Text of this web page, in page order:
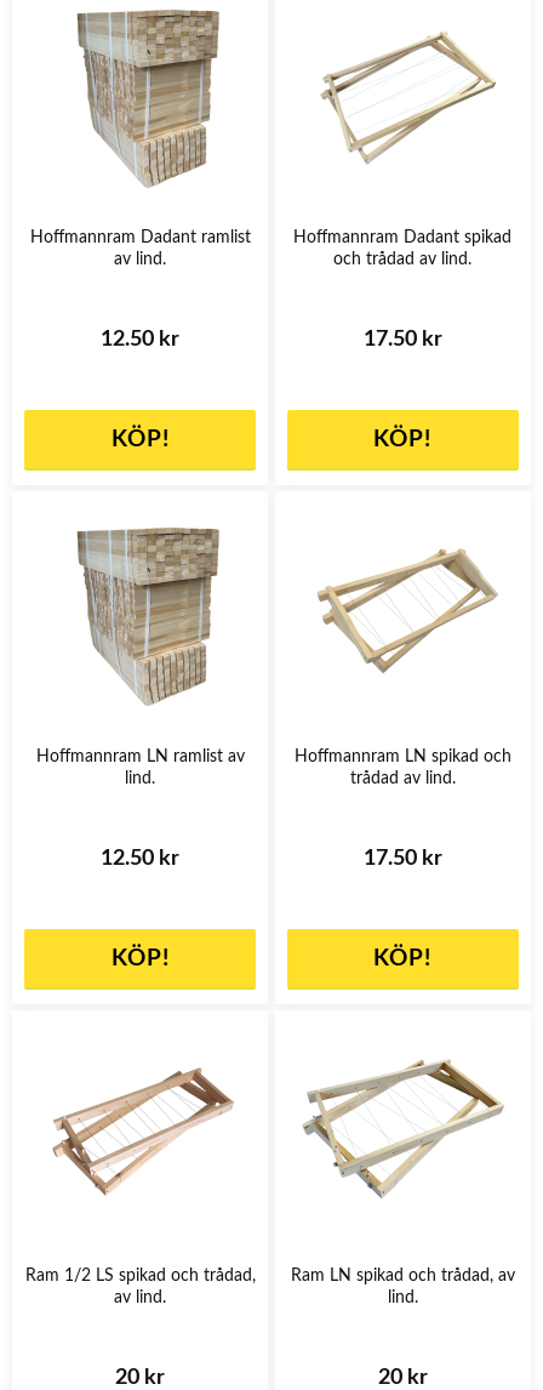
Hoffmannram Dadant ramlist
av lind.
12.50 kr
KÖP!
Hoffmannram Dadant spikad
och trådad av lind.
17.50 kr
KÖP!
Hoffmannram LN ramlist av
lind.
12.50 kr
KÖP!
Hoffmannram LN spikad och
trådad av lind.
17.50 kr
KÖP!
Ram 1/2 LS spikad och trådad,
av lind.
20 kr
Ram LN spikad och trådad, av
lind.
20 kr